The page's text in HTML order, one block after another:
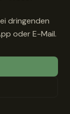
dringenden
oder E-Mail.